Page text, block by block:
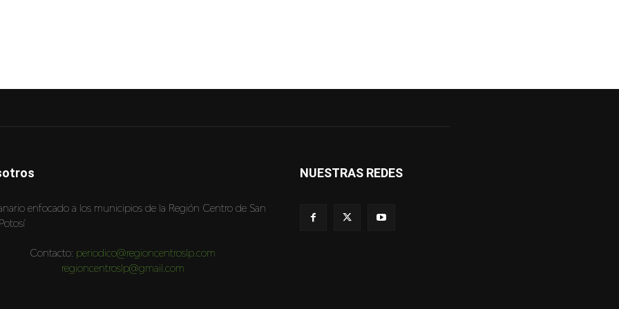
enfocado a los municipios de la Región Centro de San
Contacto: periodico@regioncentroslp.com
regioncentroslp@gmail.com
NUESTRAS REDES